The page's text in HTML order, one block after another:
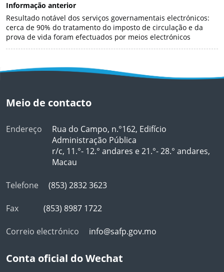
Informação anterior
Resultado notável dos serviços governamentais electrónicos:
cerca de 90% do tratamento do imposto de circulação e da
prova de vida foram efectuados por meios electrónicos
Meio de contacto
Endereço
Rua do Campo, n.°162, Edifício
Administração Pública
r/c, 11.°- 12.° andares e 21.°- 28.° andares,
Macau
Telefone (853) 2832 3623
Fax (853) 8987 1722
Correio electrónico info@safp.gov.mo
Conta oficial do Wechat